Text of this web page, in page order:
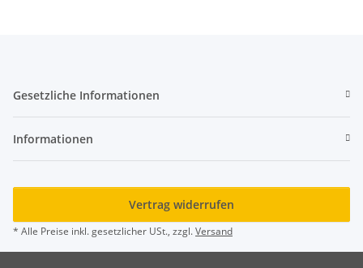
Gesetzliche Informationen
Informationen
Vertrag widerrufen
* Alle Preise inkl. gesetzlicher USt., zzgl.Versand